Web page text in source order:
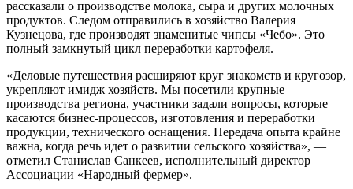
рассказали о производстве молока, сыра и других молочных
продуктов. Следом отправились в хозяйство Валерия
Кузнецова, где производят знаменитые чипсы «Чебо». Это
полный замкнутый цикл переработки картофеля.
«Деловые путешествия расширяют круг знакомств и кругозор,
укрепляют имидж хозяйств. Мы посетили крупные
производства региона, участники задали вопросы, которые
касаются бизнес-процессов, изготовления и переработки
продукции, технического оснащения. Передача опыта крайне
важна, когда речь идет о развитии сельского хозяйства», —
отметил Станислав Санкеев, исполнительный директор
Ассоциации «Народный фермер».